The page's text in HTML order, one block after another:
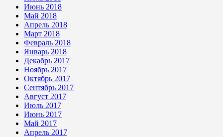
Июнь 2018
Май 2018
Апрель 2018
Март 2018
Февраль 2018
Январь 2018
Декабрь 2017
Ноябрь 2017
Октябрь 2017
Сентябрь 2017
Август 2017
Июль 2017
Июнь 2017
Май 2017
Апрель 2017